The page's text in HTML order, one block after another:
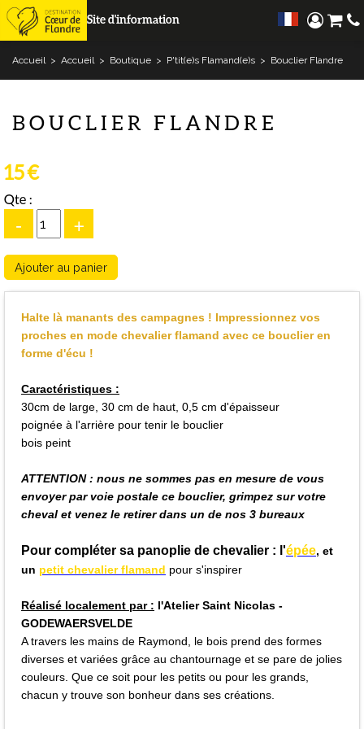
Site d'information
Accueil > Accueil > Boutique > P'tit(e)s Flamand(e)s > Bouclier Flandre
BOUCLIER FLANDRE
15 €
Qte :
- +
Halte là manants des campagnes ! Impressionnez vos
proches en mode chevalier flamand avec ce bouclier en
forme d'écu !
Caractéristiques :
30cm de large, 30 cm de haut, 0,5 cm d'épaisseur
poignée à l'arrière pour tenir le bouclier
bois peint
ATTENTION : nous ne sommes pas en mesure de vous
envoyer par voie postale ce bouclier, grimpez sur votre
cheval et venez le retirer dans un de nos 3 bureaux
Pour compléter sa panoplie de chevalier : l'épée, et
un petit chevalier flamand pour s'inspirer
Réalisé localement par : l'Atelier Saint Nicolas -
GODEWAERSVELDE
A travers les mains de Raymond, le bois prend des formes
diverses et variées grâce au chantournage et se pare de jolies
couleurs. Que ce soit pour les petits ou pour les grands,
chacun y trouve son bonheur dans ses créations.